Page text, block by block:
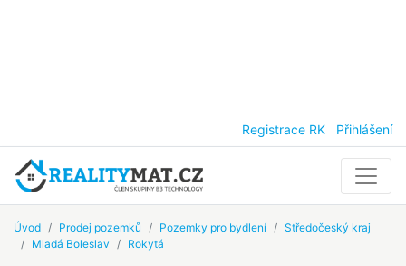
Registrace RK Přihlášení
Úvod Prodej pozemků Pozemky pro bydlení
Středočeský kraj
Mladá Boleslav
Rokytá